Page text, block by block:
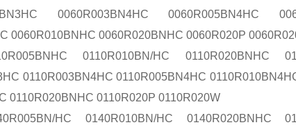
0060R003BN4HC 0060R005BN4HC
0060R010BNHC 0060R020BNHC 0060R020P
0110R010BN/HC 0110R020BNHC
0110R003BN4HC 0110R005BN4HC
0110R020BNHC 0110R020P 0110R020W
HC 0140R010BN/HC 0140R020BNHC